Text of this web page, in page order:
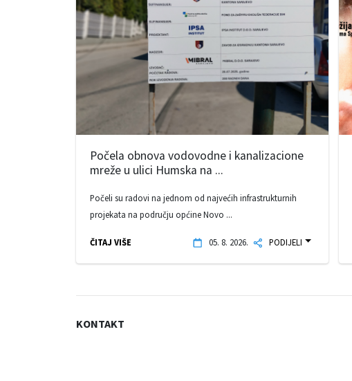
Počela obnova vodovodne i kanalizacione
mreže u ulici Humska na ...
Počeli su radovi na jednom od najvećih infrastrukturnih
projekata na području općine Novo ...
ČITAJ VIŠE 05. 8. 2026. PODIJELI
KONTAKT